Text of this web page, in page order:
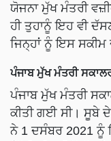
ਯੋਜਨਾ ਮੁੱਖ ਮੰਤਰੀ
ਹੀ ਤੁਹਾਨੂੰ ਇਹ ਵੀ
ਜਿਨ੍ਹਾਂ ਨੂੰ ਇਸ ਸਕੀਮ
ਪੰਜਾਬ ਮੁੱਖ ਮੰਤਰੀ
ਪੰਜਾਬ ਮੁੱਖ ਮੰਤਰੀ
ਕੀਤੀ ਗਈ ਸੀ। ਸੂਬੇ
ਨੇ 1 ਦਸੰਬਰ 2021 ਨੂੰ